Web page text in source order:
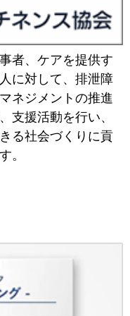
者、ケアを提供す
に対して、排泄障
ネジメントの推進
支援活動を行い、
る社会づくりに貢
。